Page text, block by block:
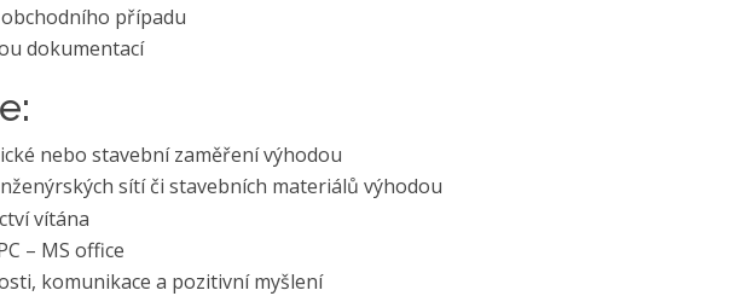
případu
dokumentací
nebo stavební zaměření výhodou
sítí či stavebních materiálů výhodou
vítána
– MS office
komunikace a pozitivní myšlení